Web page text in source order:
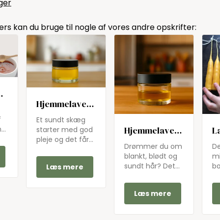
kan du bruge til nogle af vores andre opskrifter:
Hjemmelavet
skægolie
Et sundt skæg
starter med god
pleje og det får
denne naturlige
skægolie. Forkæl
dig selv eller din
kæreste med
Læs mere
Hjemmelavet
hårolie
Drømmer du om
blankt, blødt og
sundt hår? Det
uden kemikalier!
Denne hårolie
kombinerer
mandelolie,
Læs mere
–